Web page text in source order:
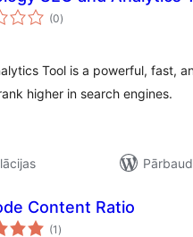
(0vērtējumu
kopsumma
)
Tool is a powerful, fast,
higher in search engines.
Content Ratio
(1 vērtējumu
kopsumma
)